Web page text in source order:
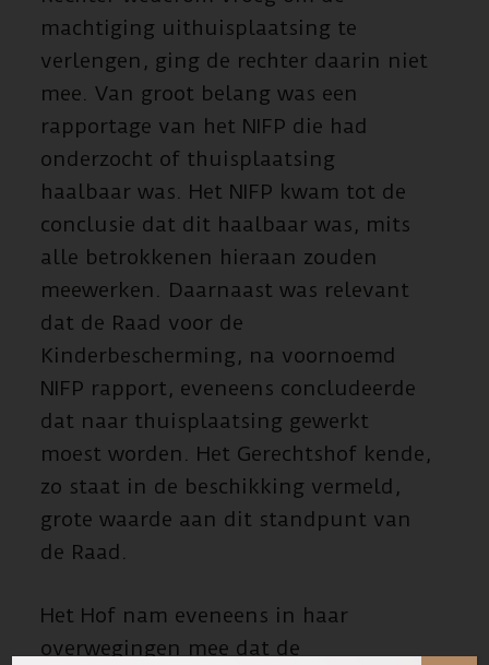
machtiging uithuisplaatsing te
verlengen, ging de rechter daarin niet
mee.Van groot belang was een
rapportage van het NIFP die had
onderzocht of thuisplaatsing
haalbaar was. Het NIFP kwam tot de
conclusie dat dit haalbaar was, mits
alle betrokkenen hieraan zouden
meewerken. Daarnaast was relevant
dat de Raad voor de
Kinderbescherming, na voornoemd
NIFP rapport, eveneens concludeerde
dat naar thuisplaatsing gewerkt
moest worden. Het Gerechtshof kende,
zo staat in de beschikking vermeld,
grote waarde aan dit standpunt van
de Raad.
Het Hof nam eveneens in haar
overwegingen mee dat de